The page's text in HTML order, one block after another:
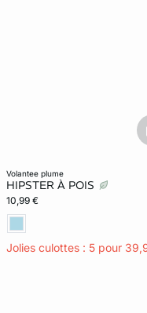
volantee plume
HIPSTER À POIS
10,99 €
Jolies culottes : 5 pour